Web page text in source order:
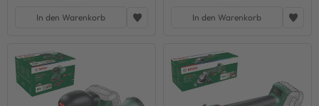
In den Warenkorb In den Warenkorb